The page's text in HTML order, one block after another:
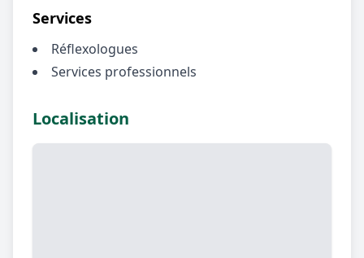
Services
Réflexologues
Services professionnels
Localisation